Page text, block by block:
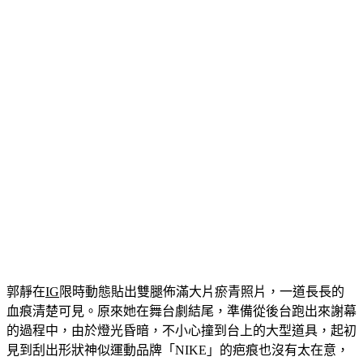
血痕清楚可見。原來她在舞台劇結尾，準備從後台跑出來謝幕
的過程中，由於燈光昏暗，不小心撞到台上的大型道具，起初
見到刮出形狀神似運動品牌「NIKE」的疤痕也沒有太在意，
沒想到瘀青越來越明顯，小腿、膝蓋都受傷，她無奈苦笑：